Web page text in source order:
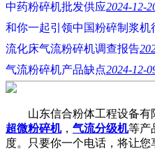
中药粉碎机批发供应2024-12-
和你一起引领中国粉碎制浆机
流化床气流粉碎机调查报告
气流粉碎机产品缺点2024-12-
山东信合粉体工程设备有
超微粉碎机， 气流分级机等产
度。只要你一个电话，将让